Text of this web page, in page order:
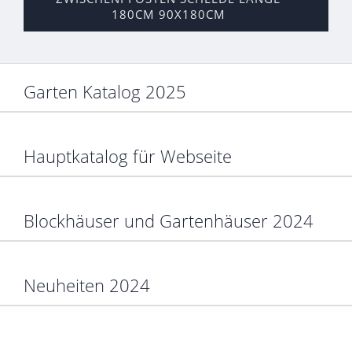
180CM 90X180CM
Garten Katalog 2025
Hauptkatalog für Webseite
Blockhäuser und Gartenhäuser 2024
Neuheiten 2024